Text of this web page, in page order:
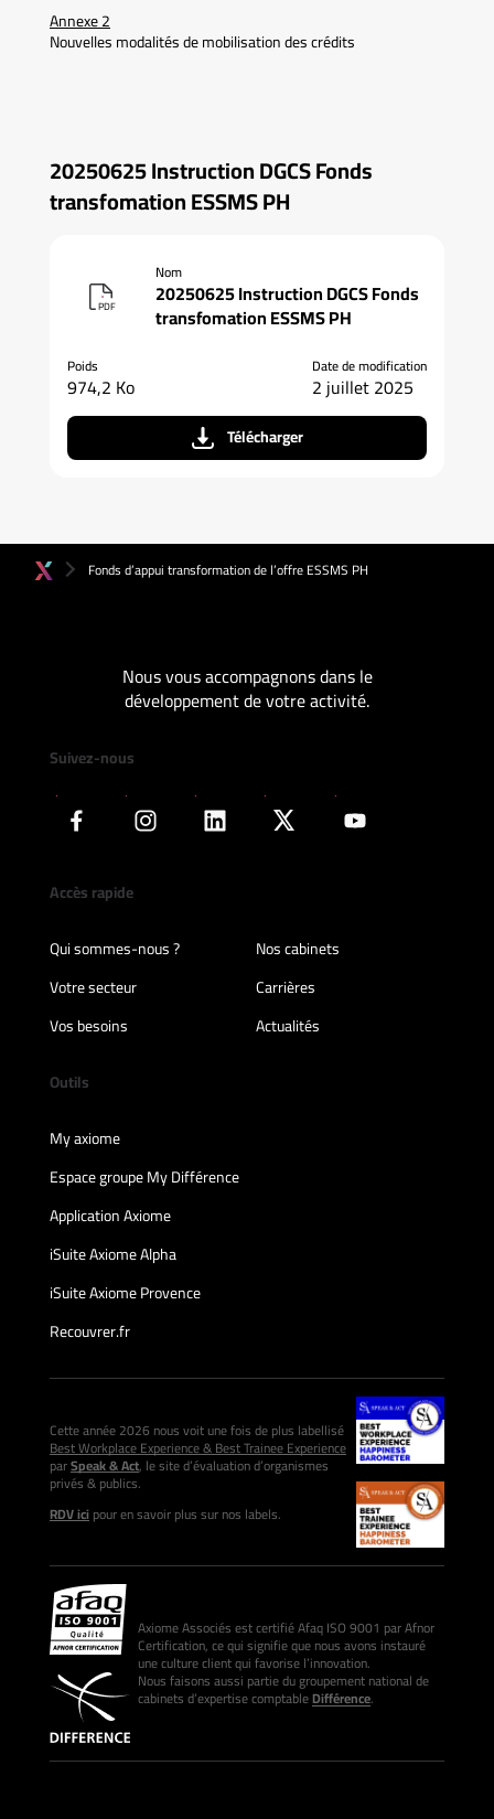
Annexe 2
Nouvelles modalités de mobilisation des crédits
20250625 Instruction DGCS Fonds
transfomation ESSMS PH
PDF
Nom
20250625 Instruction DGCS Fonds
transfomation ESSMS PH
Poids
974,2 Ko
Date de modification
2 juillet 2025
Télécharger
Fonds d’appui transformation de l’offre ESSMS PH
Nous vous accompagnons dans le
développement de votre activité.
Suivez-nous
Accès rapide
Qui sommes-nous ?
Nos cabinets
Votre secteur
Carrières
Vos besoins
Actualités
Outils
My axiome
Espace groupe My Différence
Application Axiome
iSuite Axiome Alpha
iSuite Axiome Provence
Recouvrer.fr
Cette année 2026 nous voit une fois de plus labellisé
Best Workplace Experience & Best Trainee Experience
parSpeak & Act, le site d’évaluation d’organismes
privés & publics.
RDV icipour en savoir plus sur nos labels.
Axiome Associés est certifié Afaq ISO 9001 par Afnor
Certification, ce qui signifie que nous avons instauré
une culture client qui favorise l’innovation.
Nous faisons aussi partie du groupement national de
cabinets d’expertise comptableDifférence.